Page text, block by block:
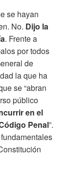
se hayan
No. Dijo la
. Frente a
por todos
de
la que ha
se “abran
público
en el
Penal”.